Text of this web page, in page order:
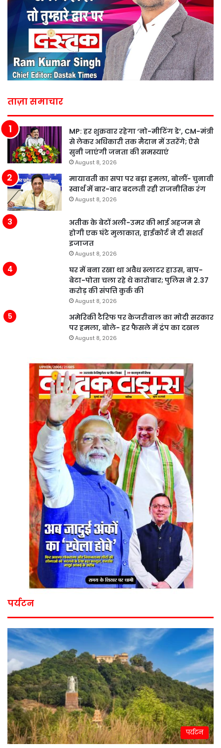
ताज़ा समाचार
MP: हर शुक्रवार रहेगा ‘नो-मीटिंग डे’, CM-मंत्री
से लेकर अधिकारी तक मैदान में उतरेंगे; ऐसे
सुनी जाएंगी जनता की समस्याएं
August 8, 2026
मायावती का सपा पर बड़ा हमला, बोलीं- चुनावी
स्वार्थ में बार-बार बदलती रही राजनीतिक रंग
August 8, 2026
अतीक के बेटों अली-उमर की भाई अहजम से
होगी एक घंटे मुलाकात, हाईकोर्ट ने दी सशर्त
इजाजत
August 8, 2026
घर में बना रखा था अवैध स्लाटर हाउस, बाप-
बेटा-पोता चला रहे थे कारोबार; पुलिस ने 2.37
करोड़ की संपत्ति कुर्क की
August 8, 2026
अमेरिकी टैरिफ पर केजरीवाल का मोदी सरकार
पर हमला, बोले- हर फैसले में ट्रंप का दखल
August 8, 2026
पर्यटन
पर्यटन